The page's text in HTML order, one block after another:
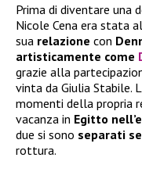
Prima di diventare una
Nicole Cena era stata
sua relazione con
artisticamente come
grazie alla
vinta da Giulia Stabile.
momenti della propria
vacanza in Egitto
due si sono separati
rottura.